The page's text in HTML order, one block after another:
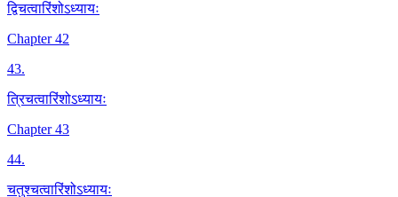
द्विचत्वारिंशोऽध्यायः
Chapter 42
43.
त्रिचत्वारिंशोऽध्यायः
Chapter 43
44.
चतुश्चत्वारिंशोऽध्यायः